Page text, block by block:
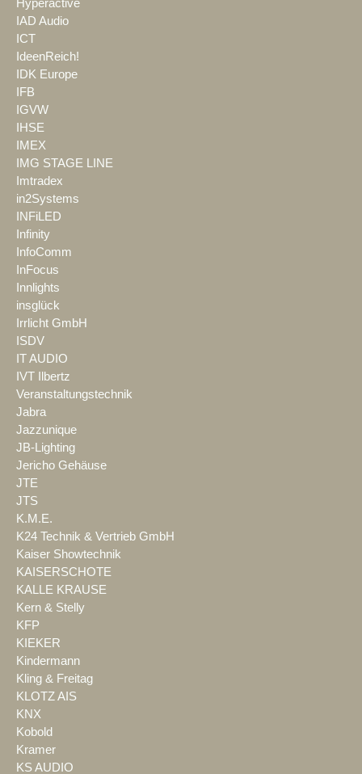
Hyperactive
IAD Audio
ICT
IdeenReich!
IDK Europe
IFB
IGVW
IHSE
IMEX
IMG STAGE LINE
Imtradex
in2Systems
INFiLED
Infinity
InfoComm
InFocus
Innlights
insglück
Irrlicht GmbH
ISDV
IT AUDIO
IVT Ilbertz
Veranstaltungstechnik
Jabra
Jazzunique
JB-Lighting
Jericho Gehäuse
JTE
JTS
K.M.E.
K24 Technik & Vertrieb GmbH
Kaiser Showtechnik
KAISERSCHOTE
KALLE KRAUSE
Kern & Stelly
KFP
KIEKER
Kindermann
Kling & Freitag
KLOTZ AIS
KNX
Kobold
Kramer
KS AUDIO